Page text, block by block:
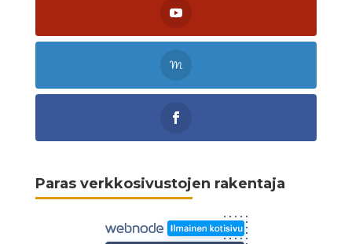
Paras verkkosivustojen rakentaja